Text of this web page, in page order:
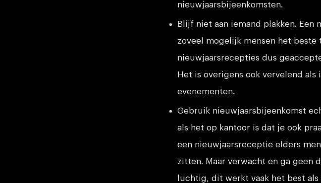
nieuwjaarsbijeenkomsten.
Blijf niet aan iemand plakken.
zoveel mogelijk mensen het beste
nieuwjaarsrecepties dus
Het is overigens ook vervelend
evenementen.
Gebruik nieuwjaarsbijeenkomst
als het op kantoor is dat je ook
een nieuwjaarsreceptie elders
zitten. Maar verwacht en ga geen
luchtig, dit werkt vaak het best